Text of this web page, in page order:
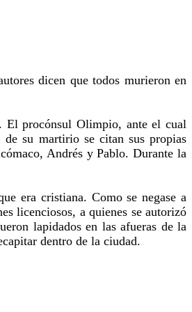
dicen que todos murieron en
El procónsul Olimpio, ante el cual
de su martirio se citan sus propias
Andrés y Pablo. Durante la
era cristiana. Como se negase a
licenciosos, a quienes se autorizó
lapidados en las afueras de la
dentro de la ciudad.